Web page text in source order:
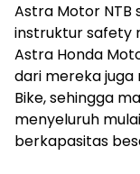
Astra Motor NTB
instruktur safety
Astra Honda
dari mereka juga
Bike, sehingga
menyeluruh
berkapasitas